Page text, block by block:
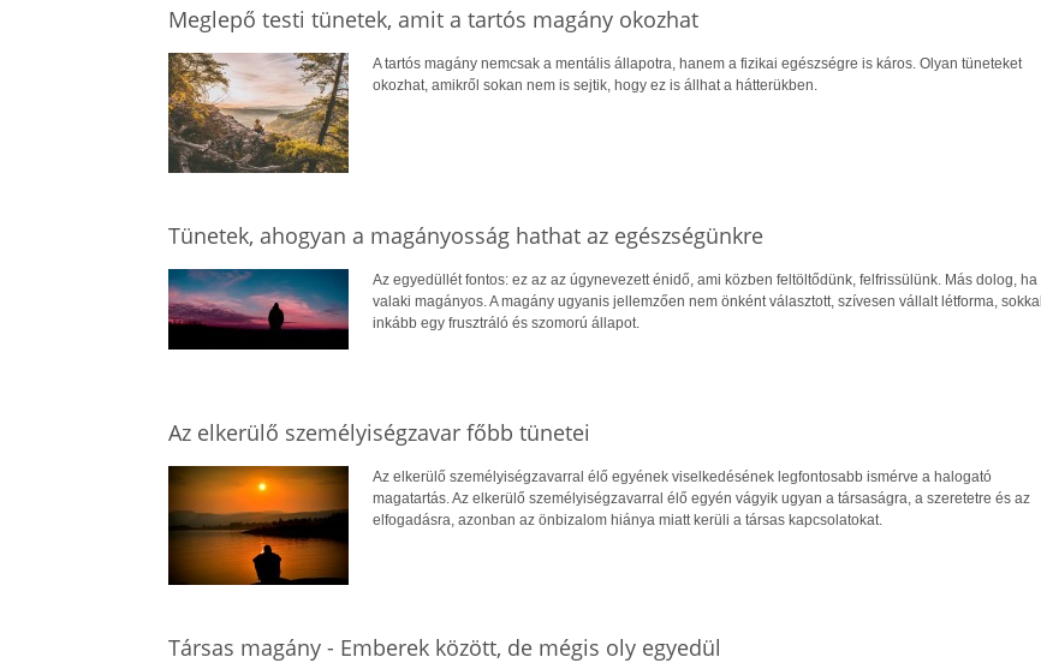
Meglepő testi tünetek, amit a tartós magány okozhat
A tartós magány nemcsak a mentális állapotra, hanem a fizikai egészségre is káros. Olyan tüneteket
okozhat, amikről sokan nem is sejtik, hogy ez is állhat a hátterükben.
Tünetek, ahogyan a magányosság hathat az egészségünkre
Az egyedüllét fontos: ez az az úgynevezett énidő, ami közben feltöltődünk, felfrissülünk. Más dolog, ha
valaki magányos. A magány ugyanis jellemzően nem önként választott, szívesen vállalt létforma, sokkal
inkább egy frusztráló és szomorú állapot.
Az elkerülő személyiségzavar főbb tünetei
Az elkerülő személyiségzavarral élő egyének viselkedésének legfontosabb ismérve a halogató
magatartás. Az elkerülő személyiségzavarral élő egyén vágyik ugyan a társaságra, a szeretetre és az
elfogadásra, azonban az önbizalom hiánya miatt kerüli a társas kapcsolatokat.
Társas magány - Emberek között, de mégis oly egyedül